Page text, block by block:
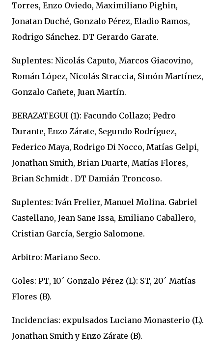
Torres, Enzo Oviedo, Maximiliano Pighin,
Jonatan Duché, Gonzalo Pérez, Eladio Ramos,
Rodrigo Sánchez. DT Gerardo Garate.
Suplentes: Nicolás Caputo, Marcos Giacovino,
Román López, Nicolás Straccia, Simón Martínez,
Gonzalo Cañete, Juan Martín.
BERAZATEGUI (1): Facundo Collazo; Pedro
Durante, Enzo Zárate, Segundo Rodríguez,
Federico Maya, Rodrigo Di Nocco, Matías Gelpi,
Jonathan Smith, Brian Duarte, Matías Flores,
Brian Schmidt . DT Damián Troncoso.
Suplentes: Iván Frelier, Manuel Molina. Gabriel
Castellano, Jean Sane Issa, Emiliano Caballero,
Cristian García, Sergio Salomone.
Arbitro: Mariano Seco.
Goles: PT, 10´ Gonzalo Pérez (L): ST, 20´ Matías
Flores (B).
Incidencias: expulsados Luciano Monasterio (L).
Jonathan Smith y Enzo Zárate (B).